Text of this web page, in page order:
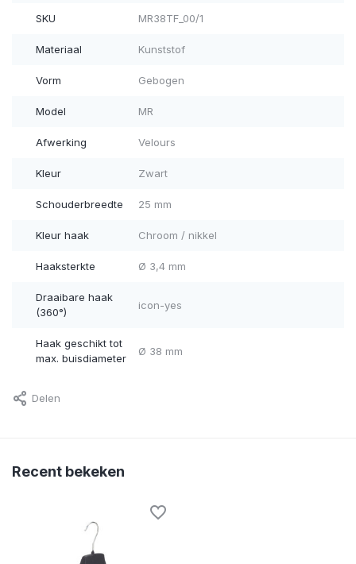
SKU MR38TF_00/1
Materiaal Kunststof
Vorm Gebogen
Model MR
Afwerking Velours
Kleur Zwart
Schouderbreedte 25 mm
Kleur haak Chroom / nikkel
Haaksterkte Ø 3,4 mm
Draaibare haak
(360°)
icon-yes
Haak geschikt tot
max. buisdiameter
Ø 38 mm
Delen
Recent bekeken